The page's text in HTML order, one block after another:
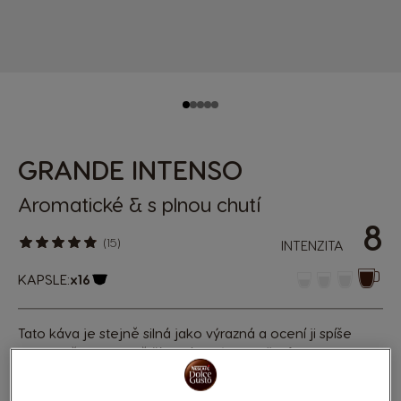
GRANDE INTENSO
Aromatické & s plnou chutí
INTENZITA 8
(15)
KAPSLE:x16
Tato káva je stejně silná jako výrazná a ocení ji spíše
vyznavači intenzivnějších kávových prožitků. Grande
Intenso je káva na delší chvíle se silnější intenzitou než
tradiční Grande, vyrobená z čisté prémiové arabiky z Jižní